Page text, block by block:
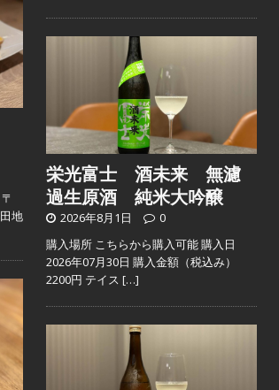
地
栄光富士 酒未来 無濾
過生原酒 純米大吟醸
2026年8月1日
0
購入場所 こちらから購入可能 購入日
2026年07月30日 購入金額（税込み）
2200円 テイス […]